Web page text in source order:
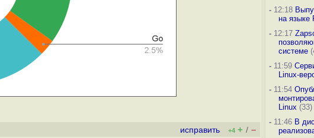
исправить +4 + / –
-12:18
на языке
-12:17
системе
-11:59
Linux-
-11:54
Linux (33)
-11:46 В